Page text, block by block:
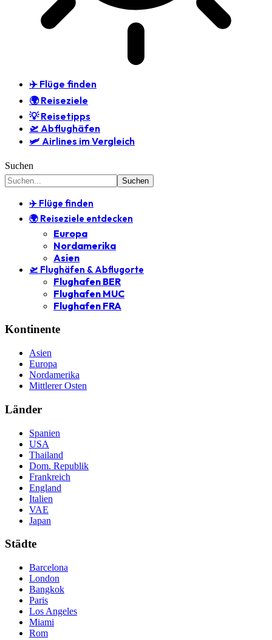
✈️ Flüge finden
🌍 Reiseziele
💡 Reisetipps
🛫 Abflughäfen
🛩️ Airlines im Vergleich
Suchen
✈️ Flüge finden
🌍 Reiseziele entdecken
Europa
Nordamerika
Asien
🛫 Flughäfen & Abflugorte
Flughafen BER
Flughafen MUC
Flughafen FRA
Kontinente
Asien
Europa
Nordamerika
Mittlerer Osten
Länder
Spanien
USA
Thailand
Dom. Republik
Frankreich
England
Italien
VAE
Japan
Städte
Barcelona
London
Bangkok
Paris
Los Angeles
Miami
Rom